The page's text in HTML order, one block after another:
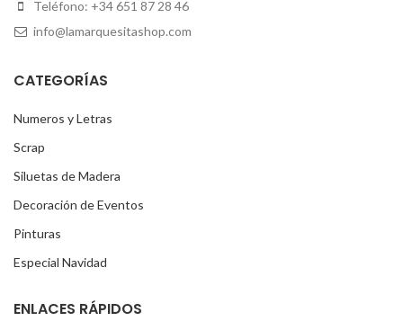
Teléfono: +34 651 87 28 46
info@lamarquesitashop.com
CATEGORÍAS
Numeros y Letras
Scrap
Siluetas de Madera
Decoración de Eventos
Pinturas
Especial Navidad
ENLACES RÁPIDOS